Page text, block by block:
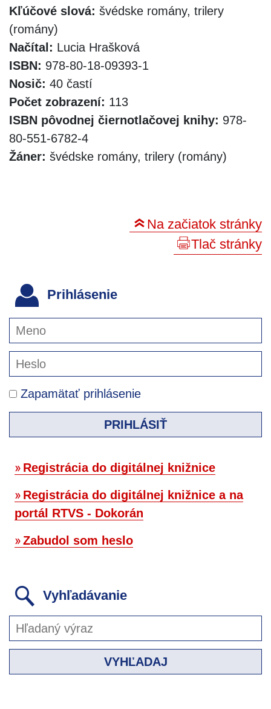
Kľúčové slová: švédske romány, trilery
(romány)
Načítal: Lucia Hrašková
ISBN: 978-80-18-09393-1
Nosič: 40 častí
Počet zobrazení: 113
ISBN pôvodnej čiernotlačovej knihy: 978-
80-551-6782-4
Žáner: švédske romány, trilery (romány)
Na začiatok stránky
Tlač stránky
Prihlásenie
Zapamätať prihlásenie
PRIHLÁSIŤ
Registrácia do digitálnej knižnice
Registrácia do digitálnej knižnice a na
portál RTVS - Dokorán
Zabudol som heslo
Vyhľadávanie
VYHĽADAJ